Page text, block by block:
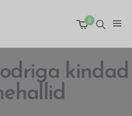
0
kindad